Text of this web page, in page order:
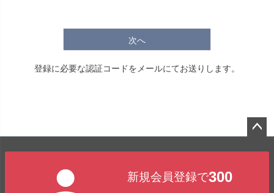
次へ
登録に必要な認証コードをメールにてお送りします。
新規会員登録で300